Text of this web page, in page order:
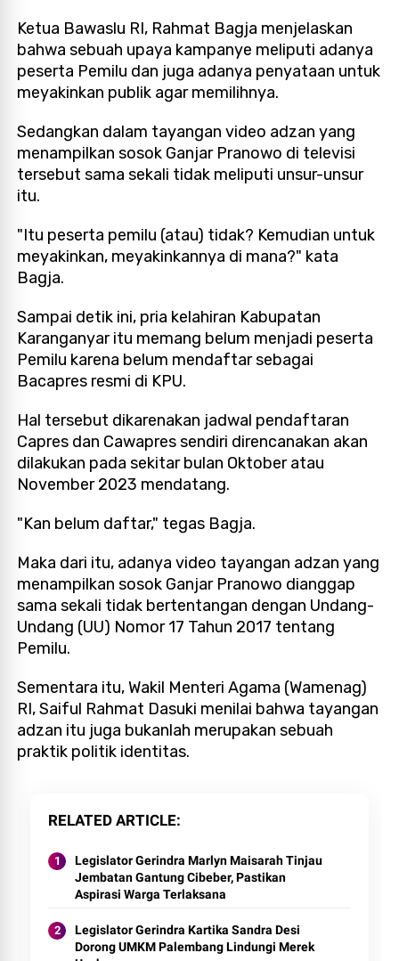
Ketua Bawaslu RI, Rahmat Bagja menjelaskan
bahwa sebuah upaya kampanye meliputi adanya
peserta Pemilu dan juga adanya penyataan untuk
meyakinkan publik agar memilihnya.
Sedangkan dalam tayangan video adzan yang
menampilkan sosok Ganjar Pranowo di televisi
tersebut sama sekali tidak meliputi unsur-unsur
itu.
"Itu peserta pemilu (atau) tidak? Kemudian untuk
meyakinkan, meyakinkannya di mana?" kata
Bagja.
Sampai detik ini, pria kelahiran Kabupatan
Karanganyar itu memang belum menjadi peserta
Pemilu karena belum mendaftar sebagai
Bacapres resmi di KPU.
Hal tersebut dikarenakan jadwal pendaftaran
Capres dan Cawapres sendiri direncanakan akan
dilakukan pada sekitar bulan Oktober atau
November 2023 mendatang.
"Kan belum daftar," tegas Bagja.
Maka dari itu, adanya video tayangan adzan yang
menampilkan sosok Ganjar Pranowo dianggap
sama sekali tidak bertentangan dengan Undang-
Undang (UU) Nomor 17 Tahun 2017 tentang
Pemilu.
Sementara itu, Wakil Menteri Agama (Wamenag)
RI, Saiful Rahmat Dasuki menilai bahwa tayangan
adzan itu juga bukanlah merupakan sebuah
praktik politik identitas.
RELATED ARTICLE
Legislator Gerindra Marlyn Maisarah Tinjau
Jembatan Gantung Cibeber, Pastikan
Aspirasi Warga Terlaksana
Legislator Gerindra Kartika Sandra Desi
Dorong UMKM Palembang Lindungi Merek